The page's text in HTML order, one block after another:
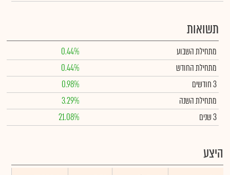
תשואות
מתחילת השבוע
0.44%
מתחילת החודש
0.44%
3 חודשים
0.98%
מתחילת השנה
3.29%
3 שנים
21.08%
היצע